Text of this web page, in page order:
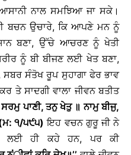
ਨਾਲ ਸਮਝਿਆ ਜਾ ਸਕੇ।
ਬਚਨ ਉਚਾਰੇ, ਕਿ ਆਪਣੇ ਮਨ ਨੂੰ
ਬਣਾ, ਉੱਚੇ ਆਚਰਣ ਨੂੰ ਖੇਤੀ
ਨੂੰ ਬੀ ਬੀਜਣ ਲਈ ਖੇਤ ਬਣਾ,
ਸਬਰ ਸੰਤੋਖ ਰੂਪ ਸੁਹਾਗਾ ਫੇਰ ਭਾਵ
ਤੇ ਸਾਦਗੀ ਵਾਲਾ ਜੀਵਨ ਬਤੀਤ
ਸਰਮੁ ਪਾਣੀ, ਤਨੁ ਖੇਤੁ ॥ ਨਾਮੁ ਬੀਜੁ,
੧/੫੯੫) ਇਹ ਵਚਨ ਗੁਰੂ ਜੀ ਨੇ
ਲਈ ਹੀ ਕਹੇ ਹਨ, ਪਰ ਕੀ